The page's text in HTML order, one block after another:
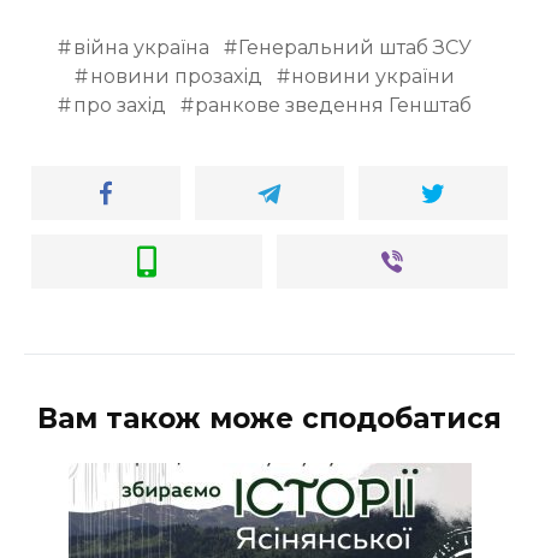
війна україна
Генеральний штаб ЗСУ
новини прозахід
новини україни
про захід
ранкове зведення Генштаб
Вам також може сподобатися